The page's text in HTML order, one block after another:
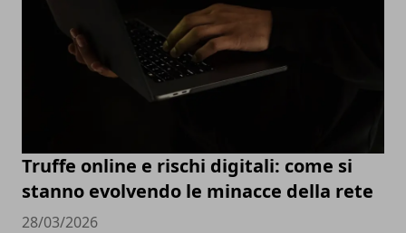
Truffe online e rischi digitali: come si
stanno evolvendo le minacce della rete
28/03/2026